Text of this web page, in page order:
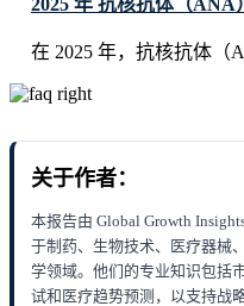
2025 年 抗核抗体（ANA
在 2025 年，抗核抗体（
关于作者：
本报告由 Global Growth
于制药、生物技术、医疗器械
学领域。他们的专业知识包括
试和医疗趋势预测，以支持战